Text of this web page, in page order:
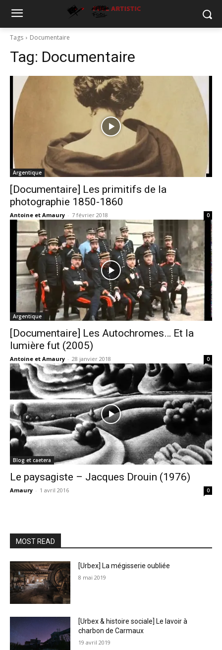
Tags Documentaire
Tag: Documentaire
Argentique
[Documentaire] Les primitifs de la
photographie 1850-1860
Antoine et Amaury - 7 février 2018 0
Argentique
[Documentaire] Les Autochromes… Et la
lumière fut (2005)
Antoine et Amaury - 28 janvier 2018 0
Blog et caetera
Le paysagiste – Jacques Drouin (1976)
Amaury - 1 avril 2016 0
MOST READ
[Urbex] La mégisserie oubliée
8 mai 2019
[Urbex & histoire sociale] Le lavoir à
charbon de Carmaux
19 avril 2019